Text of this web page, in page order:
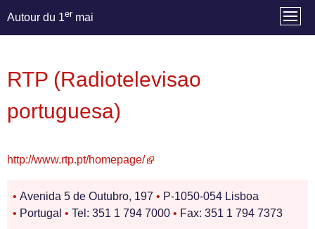
Autour du 1er mai
RTP (Radiotelevisao
portuguesa)
http://www.rtp.pt/homepage/
• Avenida 5 de Outubro, 197 • P-1050-054 Lisboa
• Portugal • Tel: 351 1 794 7000 • Fax: 351 1 794 7373